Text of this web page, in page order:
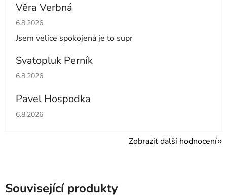
Věra Verbná
Hodnocení obchodu je 5 z 5 hvězdiček.
6.8.2026
Jsem velice spokojená je to supr
Svatopluk Perník
Hodnocení obchodu je 5 z 5 hvězdiček.
6.8.2026
Pavel Hospodka
Hodnocení obchodu je 5 z 5 hvězdiček.
6.8.2026
Zobrazit další hodnocení
Související produkty